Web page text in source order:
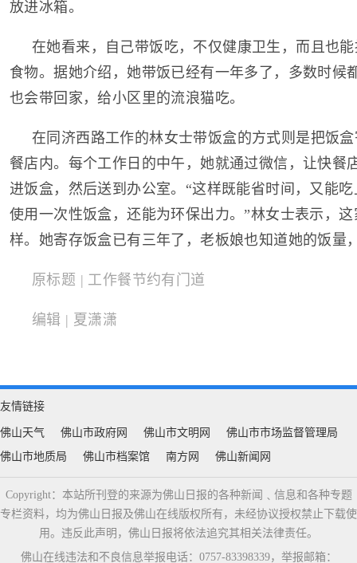
放进冰箱。
在她看来，自己带饭吃，不仅健康卫生，而且也
食物。据她介绍，她带饭已经有一年多了，多数时候
也会带回家，给小区里的流浪猫吃。
在同济西路工作的林女士带饭盒的方式则是把饭
餐店内。每个工作日的中午，她就通过微信，让快餐
进饭盒，然后送到办公室。“这样既能省时间，又能
使用一次性饭盒，还能为环保出力。”林女士表示，
样。她寄存饭盒已有三年了，老板娘也知道她的饭量
原标题 | 工作餐节约有门道
编辑 | 夏潇潇
友情链接
佛山天气 佛山市政府网 佛山市文明网
佛山市市场监督管理局
佛山市地质局
佛山市档案馆 南方网 佛山新闻网
Copyright：本站所刊登的来源为佛山日报的各种新闻﹑信息和各种专题
专栏资料，均为佛山日报及佛山在线版权所有，未经协议授权禁止下载使
用。违反此声明，佛山日报将依法追究其相关法律责任。
佛山在线违法和不良信息举报电话：0757-83398339，举报邮箱：